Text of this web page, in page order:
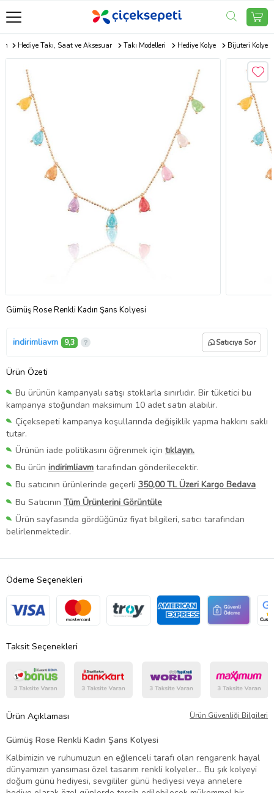
Hediye Takı, Saat ve Aksesuar Takı Modelleri Hediye Kolye Bijuteri Kolye
Gümüş Rose Renkli Kadın Şans Kolyesi
indirimliavm 9,3 Satıcıya Sor
Ürün Özeti
Bu ürünün kampanyalı satışı stoklarla sınırlıdır. Bir tüketici bu
kampanya stoğundan maksimum 10 adet satın alabilir.
Çiçeksepeti kampanya koşullarında değişiklik yapma hakkını saklı
tutar.
Ürünün iade politikasını öğrenmek için tıklayın.
Bu ürün indirimliavm tarafından gönderilecektir.
Bu satıcının ürünlerinde geçerli 350,00 TL Üzeri Kargo Bedava
Bu Satıcının Tüm Ürünlerini Görüntüle
Ürün sayfasında gördüğünüz fiyat bilgileri, satıcı tarafından
belirlenmektedir.
Ödeme Seçenekleri
Taksit Seçenekleri
Ürün Açıklaması Ürün Güvenliği Bilgileri
Gümüş Rose Renkli Kadın Şans Kolyesi
Kalbimizin ve ruhumuzun en eğlenceli tarafı olan rengarenk hayal
dünyamızın yansıması özel tasarım renkli kolyeler... Bu şık kolyeyi
doğum günü hediyesi, sevgililer günü hediyesi veya annelere